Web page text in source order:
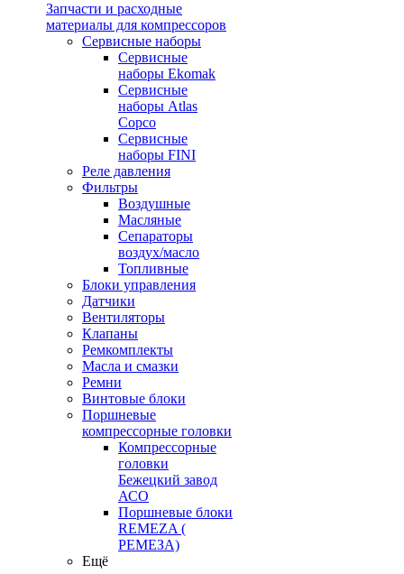
Запчасти и расходные
материалы для компрессоров
Cервисные наборы
Сервисные
наборы Ekomak
Cервисные
наборы Atlas
Copco
Сервисные
наборы FINI
Реле давления
Фильтры
Воздушные
Масляные
Сепараторы
воздух/масло
Топливные
Блоки управления
Датчики
Вентиляторы
Клапаны
Ремкомплекты
Масла и смазки
Ремни
Винтовые блоки
Поршневые
компрессорные головки
Компрессорные
головки
Бежецкий завод
АСО
Поршневые блоки
REMEZA (
РЕМЕЗА)
Ещё